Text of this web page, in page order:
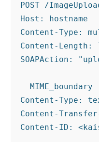
POST /
Host: hostname
Content-Type:
Content-Length:
SOAPAction:
--MIME_boundary
Content-Type:
Content-
Content-ID: <